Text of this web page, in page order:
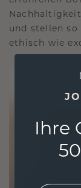
und stellen so
ethisch wie
Ihre